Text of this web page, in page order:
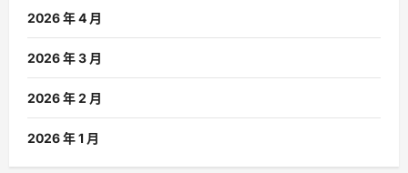
2026 年 4 月
2026 年 3 月
2026 年 2 月
2026 年 1 月